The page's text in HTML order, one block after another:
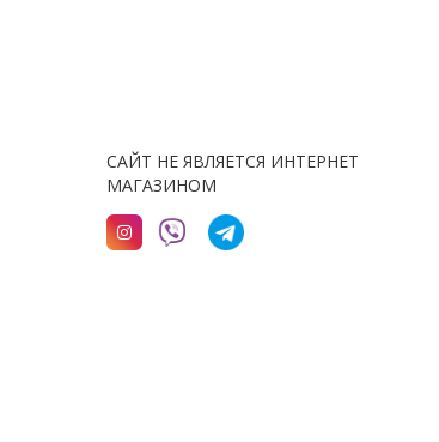
САЙТ НЕ ЯВЛЯЕТСЯ ИНТЕРНЕТ
МАГАЗИНОМ